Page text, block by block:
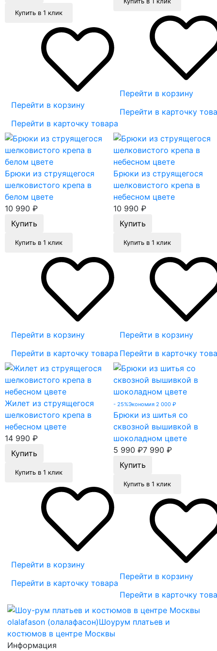
Купить в 1 клик
Перейти в корзину
Перейти в карточку товара
Перейти в корзину
Перейти в карточку
Брюки из струящегося
шелковистого крепа в
белом цвете
10 990 ₽
Купить в 1 клик
Перейти в корзину
Перейти в карточку товара
Брюки из струящегося
шелковистого крепа в
небесном цвете
10 990 ₽
Купить в 1 клик
Перейти в корзину
Перейти в карточку
Жилет из струящегося
шелковистого крепа в
небесном цвете
14 990 ₽
Купить в 1 клик
Перейти в корзину
Перейти в карточку товара
- 25%Экономия 2 000 ₽
Брюки из шитья со
сквозной вышивкой в
шоколадном цвете
5 990 ₽7 990 ₽
Купить в 1 клик
Перейти в корзину
Перейти в карточку
olalafason (олалафасон)Шоурум платьев и
костюмов в центре Москвы
Информация